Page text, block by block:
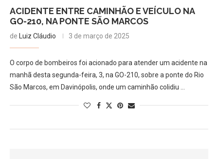
ACIDENTE ENTRE CAMINHÃO E VEÍCULO NA
GO-210, NA PONTE SÃO MARCOS
de Luiz Cláudio 3 de março de 2025
O corpo de bombeiros foi acionado para atender um acidente na
manhã desta segunda-feira, 3, na GO-210, sobre a ponte do Rio
São Marcos, em Davinópolis, onde um caminhão colidiu …